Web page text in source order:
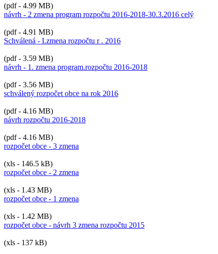
(pdf - 4.99 MB)
návrh - 2 zmena program rozpočtu 2016-2018-30.3.2016 celý
(pdf - 4.91 MB)
Schválená - I.zmena rozpočtu r . 2016
(pdf - 3.59 MB)
návrh - 1. zmena program.rozpočtu 2016-2018
(pdf - 3.56 MB)
schválený rozpočet obce na rok 2016
(pdf - 4.16 MB)
návrh rozpočtu 2016-2018
(pdf - 4.16 MB)
rozpočet obce - 3 zmena
(xls - 146.5 kB)
rozpočet obce - 2 zmena
(xls - 1.43 MB)
rozpočet obce - 1 zmena
(xls - 1.42 MB)
rozpočet obce - návrh 3 zmena rozpočtu 2015
(xls - 137 kB)